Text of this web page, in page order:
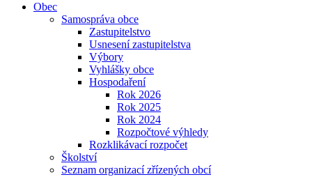
Obec
Samospráva obce
Zastupitelstvo
Usnesení zastupitelstva
Výbory
Vyhlášky obce
Hospodaření
Rok 2026
Rok 2025
Rok 2024
Rozpočtové výhledy
Rozklikávací rozpočet
Školství
Seznam organizací zřízených obcí